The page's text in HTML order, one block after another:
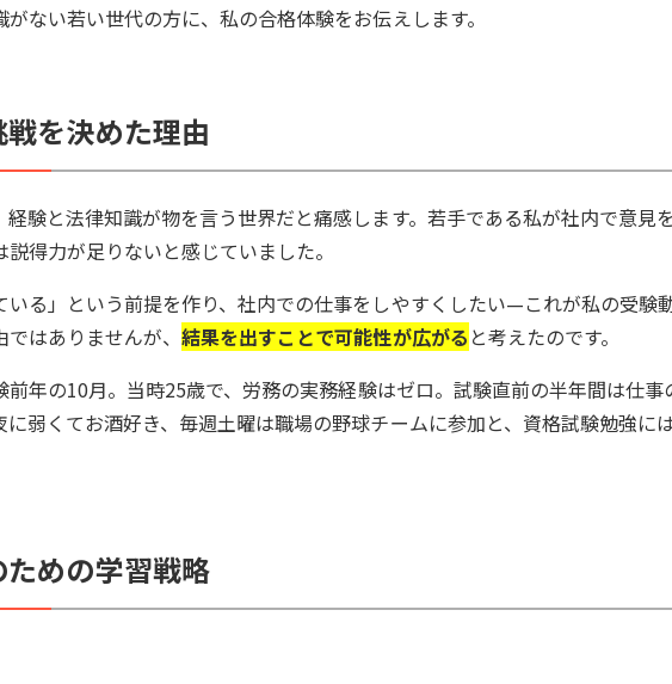
ない若い世代の方に、私の合格体験をお伝えします。
を決めた理由
験と法律知識が物を言う世界だと痛感します。若手である私が社内で意見を
得力が足りないと感じていました。
いる」という前提を作り、社内での仕事をしやすくしたい—これが私の受験
ではありませんが、結果を出すことで可能性が広がる と考えたのです。
年の10月。当時25歳で、労務の実務経験はゼロ。試験直前の半年間は仕事
弱くてお酒好き、毎週土曜は職場の野球チームに参加と、資格試験勉強に
めの学習戦略